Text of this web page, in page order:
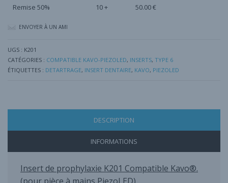
Remise 50%
10 + 50.00€
ENVOYER À UN AMI
UGS : K201
CATÉGORIES : COMPATIBLE KAVO-PIEZOLED, INSERTS, TYPE 6
ÉTIQUETTES : DETARTRAGE, INSERT DENTAIRE, KAVO, PIEZOLED
DESCRIPTION
INFORMATIONS
Insert de prophylaxie K201 Compatible Kavo®.